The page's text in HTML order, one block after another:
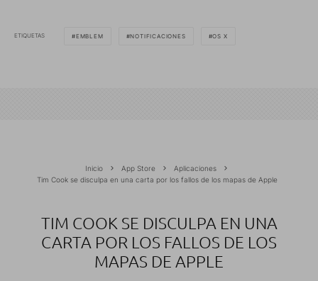
ETIQUETAS EMBLEM NOTIFICACIONES OS X
Inicio App Store
Aplicaciones
Tim Cook se disculpa en una carta por los fallos de los mapas de Apple
TIM COOK SE DISCULPA EN UNA
CARTA POR LOS FALLOS DE LOS
MAPAS DE APPLE